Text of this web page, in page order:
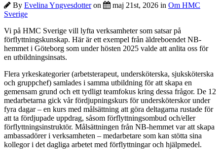
By Evelina Yngvesdotteron maj 21st, 2026 in Om HMC
Sverige
Vi på HMC Sverige vill lyfta verksamheter som satsar på
förflyttningskunskap. Här är ett exempel från äldreboendet NB-
hemmet i Göteborg som under hösten 2025 valde att anlita oss för
en utbildningsinsats.
Flera yrkeskategorier (arbetsterapeut, undersköterska, sjuksköterska
och gruppchef) samlades i samma utbildning för att skapa en
gemensam grund och ett tydligt teamfokus kring dessa frågor. De 12
medarbetarna gick vår fördjupningskurs för undersköterskor under
fyra dagar – en kurs med målsättning att göra deltagarna rustade för
att ta fördjupade uppdrag, såsom förflyttningsombud och/eller
förflyttningsinstruktör. Målsättningen från NB-hemmet var att skapa
ambassadörer i verksamheten – medarbetare som kan stötta sina
kollegor i det dagliga arbetet med förflyttningar och hjälpmedel.